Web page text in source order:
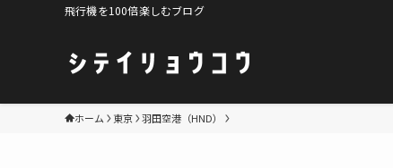
飛行機を100倍楽しむブログ
ホーム 東京 羽田空港（HND）